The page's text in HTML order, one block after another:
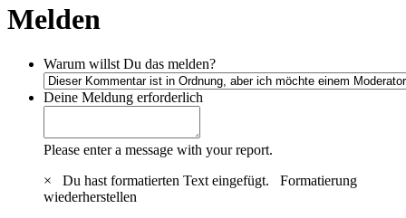
Melden
Warum willst Du das melden?
Deine Meldung erforderlich
Please enter a message with your report.
×
Du hast formatierten Text eingefügt. Formatierung
wiederherstellen